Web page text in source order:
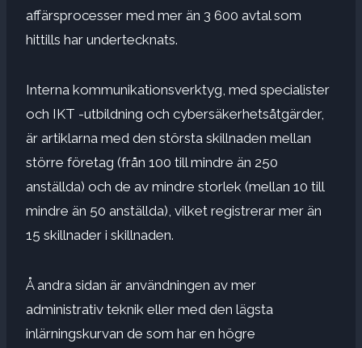
affärsprocesser med mer än 3 600 avtal som
hittills har undertecknats.
Interna kommunikationsverktyg, med specialister
och IKT -utbildning och cybersäkerhetsåtgärder,
är artiklarna med den största skillnaden mellan
större företag (från 100 till mindre än 250
anställda) och de av mindre storlek (mellan 10 till
mindre än 50 anställda), vilket registrerar mer än
15 skillnader i skillnaden.
Å andra sidan är användningen av mer
administrativ teknik eller med den lägsta
inlärningskurvan de som har en högre